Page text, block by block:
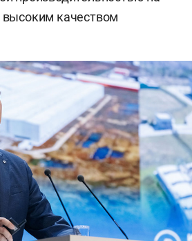
качеством